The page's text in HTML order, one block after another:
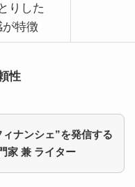
りした
が特徴
性
ィナンシェ”を発信する
家 兼 ライター